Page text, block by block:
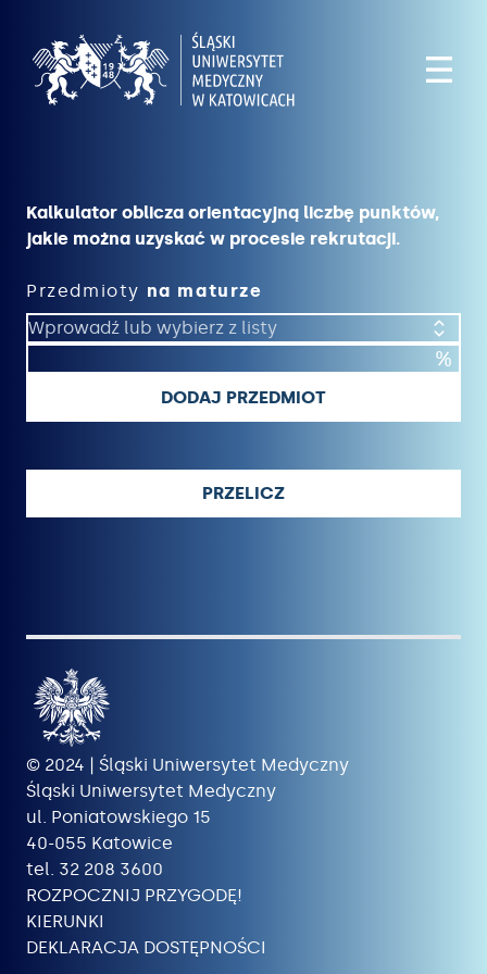
Kalkulator oblicza orientacyjną liczbę punktów,
jakie można uzyskać w procesie rekrutacji.
Przedmioty na maturze
%
DODAJ PRZEDMIOT
PRZELICZ
© 2024 | Śląski Uniwersytet Medyczny
Śląski Uniwersytet Medyczny
ul. Poniatowskiego 15
40-055 Katowice
tel. 32 208 3600
ROZPOCZNIJ PRZYGODĘ!
KIERUNKI
DEKLARACJA DOSTĘPNOŚCI